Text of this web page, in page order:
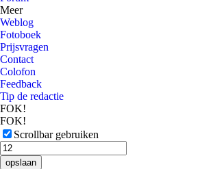
Meer
Weblog
Fotoboek
Prijsvragen
Contact
Colofon
Feedback
Tip de redactie
FOK!
FOK!
Scrollbar gebruiken
opslaan